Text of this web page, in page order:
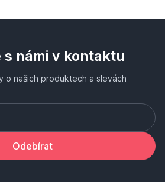
s námi v kontaktu
o našich produktech a slevách
Odebírat